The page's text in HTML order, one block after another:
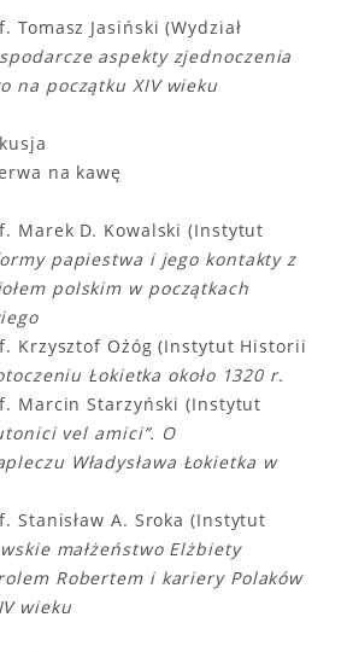
Tomasz Jasiński (Wydział
aspekty zjednoczenia
na początku XIV wieku
na kawę
Marek D. Kowalski (Instytut
papiestwa i jego kontakty z
polskim w początkach
Krzysztof Ożóg (Instytut Historii
Łokietka około 1320 r.
Marcin Starzyński (Instytut
vel amici”. O
Władysława Łokietka w
Stanisław A. Sroka (Instytut
małżeństwo Elżbiety
Robertem i kariery Polaków
wieku